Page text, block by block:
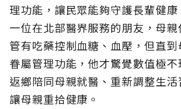
理功能，讓民眾能夠守護長輩健康
一位在北部醫界服務的朋友，母
管有吃藥控制血糖、血壓，但直
眷屬管理功能，他才驚覺數值極
返鄉陪同母親就醫、重新調整生
讓母親重拾健康。